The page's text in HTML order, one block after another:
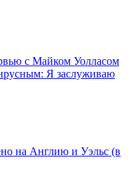
с Майком Уолласом
Я заслуживаю
на Англию и Уэльс (в